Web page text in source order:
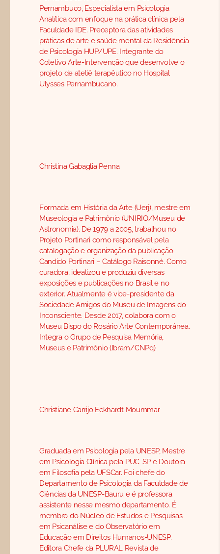
Pernambuco, Especialista em Psicologia
Analítica com enfoque na prática clínica pela
Faculdade IDE. Preceptora das atividades
práticas de arte e saúde mental da Residência
de Psicologia HUP/UPE. Integrante do
Coletivo Arte-Intervenção que desenvolve o
projeto de ateliê terapêutico no Hospital
Ulysses Pernambucano.
Christina Gabaglia Penna
Formada em História da Arte (Uerj), mestre em
Museologia e Patrimônio (UNIRIO/Museu de
Astronomia). De 1979 a 2005, trabalhou no
Projeto Portinari como responsável pela
catalogação e organização da publicação
Candido Portinari – Catálogo Raisonné. Como
curadora, idealizou e produziu diversas
exposições e publicações no Brasil e no
exterior. Atualmente é vice-presidente da
Sociedade Amigos do Museu de Imagens do
Inconsciente. Desde 2017, colabora com o
Museu Bispo do Rosário Arte Contemporânea.
Integra o Grupo de Pesquisa Memória,
Museus e Patrimônio (Ibram/CNPq).
Christiane Carrijo Eckhardt Moummar
Graduada em Psicologia pela UNESP, Mestre
em Psicologia Clínica pela PUC-SP e Doutora
em Filosofia pela UFSCar. Foi chefe do
Departamento de Psicologia da Faculdade de
Ciências da UNESP-Bauru e é professora
assistente nesse mesmo departamento. É
membro do Núcleo de Estudos e Pesquisas
em Psicanálise e do Observatório em
Educação em Direitos Humanos-UNESP.
Editora Chefe da PLURAL Revista de